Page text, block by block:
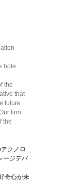
hole
the
that
future
firm
the
クノロ
ージデバ
奇心が未